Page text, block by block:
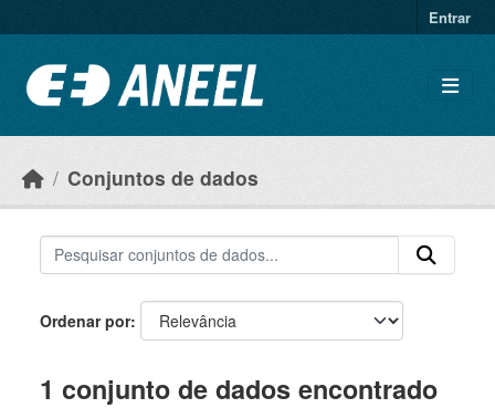
Entrar
Conjuntos de dados
Ordenar por
1 conjunto de dados encontrado